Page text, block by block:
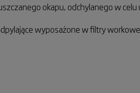
okapu, odchylanego w
wyposażone w filtry